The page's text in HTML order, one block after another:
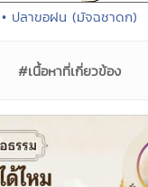
• ปลาขอฝน (มัจฉชาดก)
#เนื้อหาที่เกี่ยวข้อง